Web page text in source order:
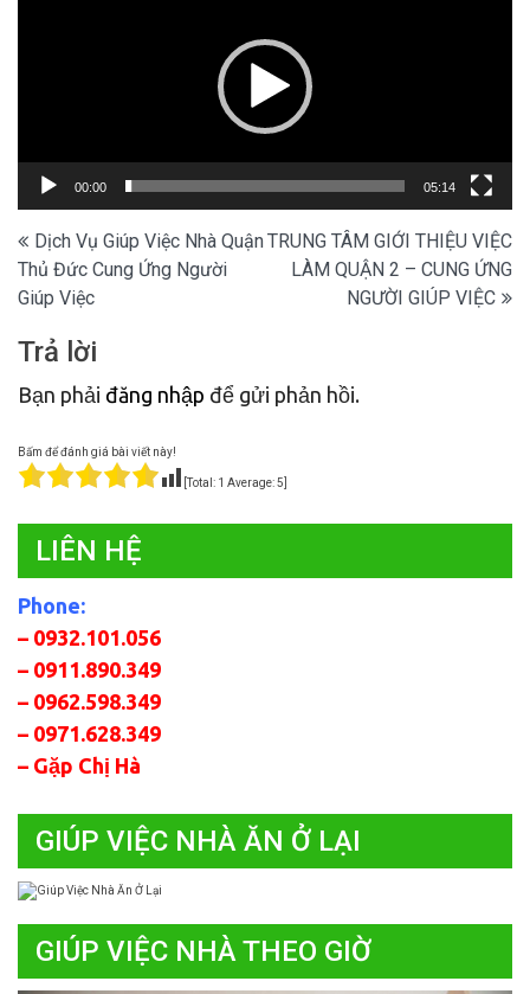
00:00 05:14
Điều
hướng
viết
Dịch Vụ Giúp Việc Nhà Quận
Thủ Đức Cung Ứng Người
Giúp Việc
TRUNG TÂM GIỚI THIỆU VIỆC
LÀM QUẬN 2 – CUNG ỨNG
NGƯỜI GIÚP VIỆC
Trả lời
Bạn phải đăng nhập để gửi phản hồi.
Bấm để đánh giá bài viết này!
[Total: 1 Average:5
LIÊN HỆ
Phone:
– 0932.101.056
– 0911.890.349
– 0962.598.349
– 0971.628.349
– Gặp Chị Hà
GIÚP VIỆC NHÀ ĂN Ở LẠI
GIÚP VIỆC NHÀ THEO GIỜ